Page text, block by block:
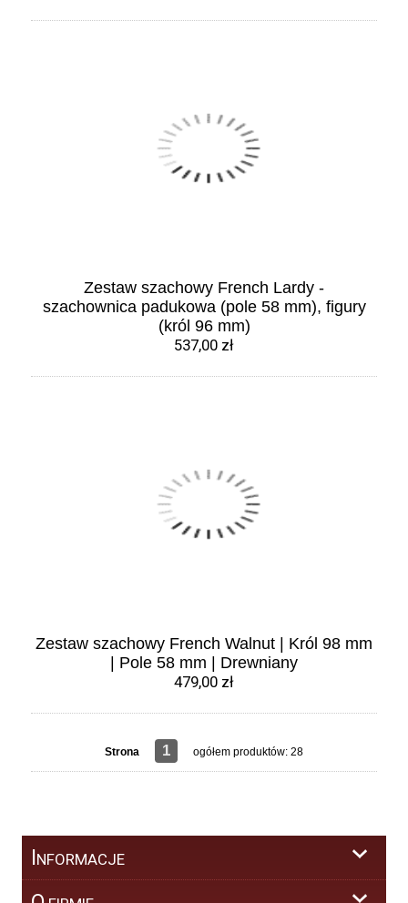
Zestaw szachowy French Lardy -
szachownica padukowa (pole 58 mm), figury
(król 96 mm)
537,00 zł
Zestaw szachowy French Walnut | Król 98 mm
| Pole 58 mm | Drewniany
479,00 zł
Strona 1 ogółem produktów: 28
INFORMACJE